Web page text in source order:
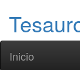
Inicio